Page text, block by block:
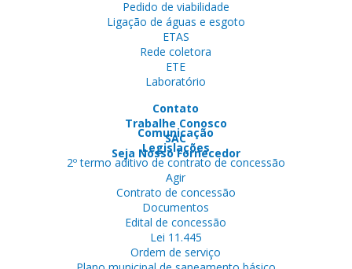
Pedido de viabilidade
Ligação de águas e esgoto
ETAS
Rede coletora
ETE
Laboratório
Contato
Trabalhe Conosco
SAC
Seja Nosso Fornecedor
Comunicação
Legislações
2º termo aditivo de contrato de concessão
Agir
Contrato de concessão
Documentos
Edital de concessão
Lei 11.445
Ordem de serviço